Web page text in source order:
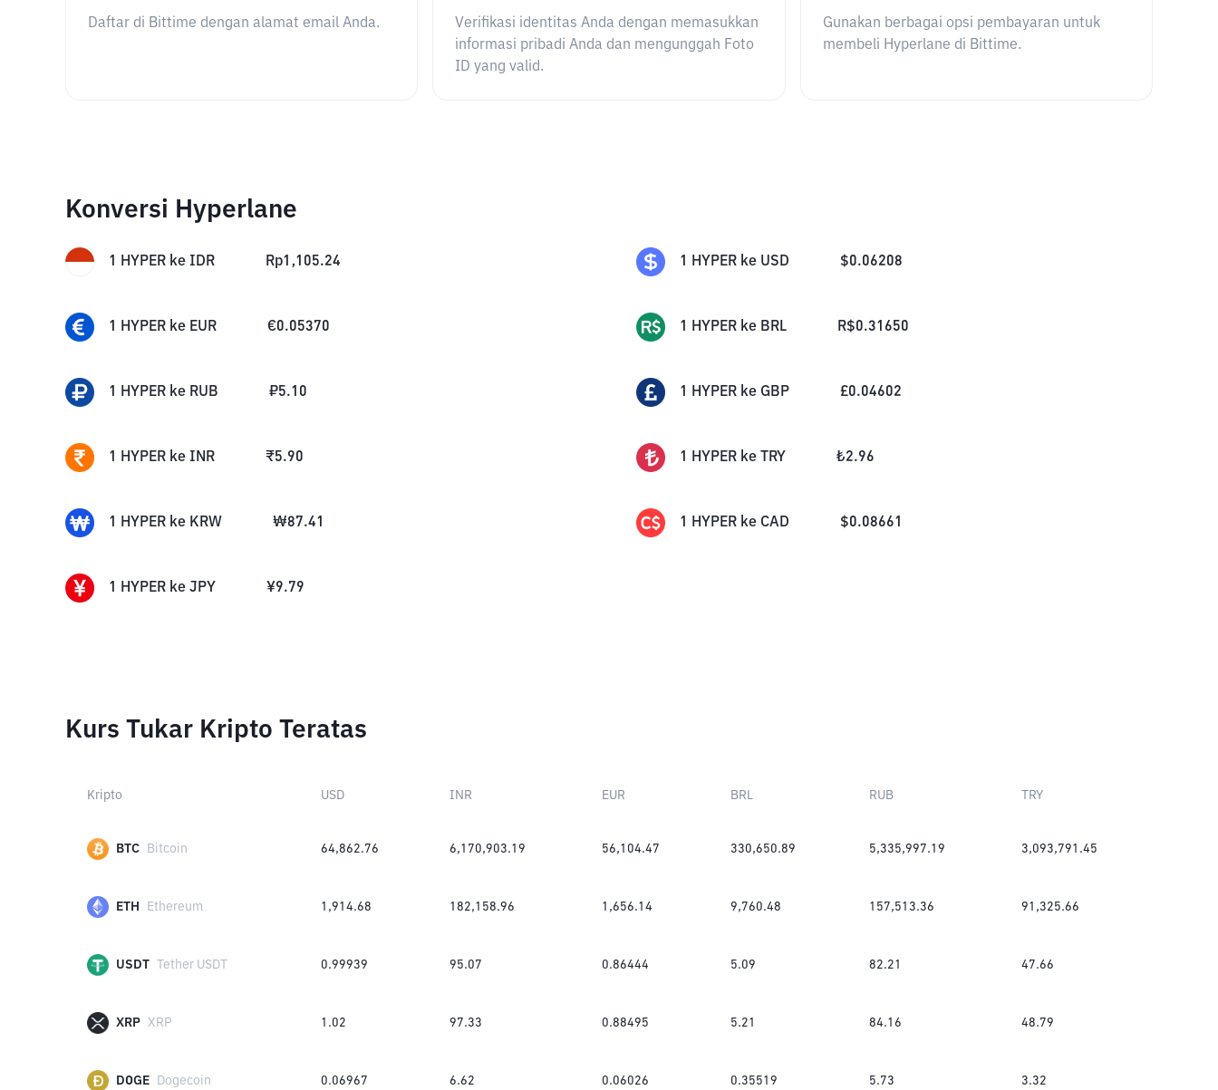
Daftar di Bittime dengan alamat email Anda.
Verifikasi identitas Anda dengan memasukkan
informasi pribadi Anda dan mengunggah Foto
ID yang valid.
Gunakan berbagai opsi pembayaran untuk
membeli Hyperlane di Bittime.
Konversi Hyperlane
1 HYPER ke IDR Rp1,105.24 1 HYPER ke USD $0.06208
1 HYPER ke EUR €0.05370 1 HYPER ke BRL R$0.31650
1 HYPER ke RUB ₽5.10 1 HYPER ke GBP £0.04602
1 HYPER ke INR ₹5.90 1 HYPER ke TRY ₺2.96
1 HYPER ke KRW ₩87.41 1 HYPER ke CAD $0.08661
1 HYPER ke JPY ¥9.79
Kurs Tukar Kripto Teratas
Kripto USD INR EUR BRL RUB TRY
BTC Bitcoin 64,862.76 6,170,903.19 56,104.47 330,650.89 5,335,997.19 3,093,791.45
ETH Ethereum 1,914.68 182,158.96 1,656.14 9,760.48 157,513.36 91,325.66
USDT Tether USDT 0.99939 95.07 0.86444 5.09 82.21 47.66
XRP XRP 1.02 97.33 0.88495 5.21 84.16 48.79
DOGE Dogecoin 0.06967 6.62 0.06026 0.35519 5.73 3.32